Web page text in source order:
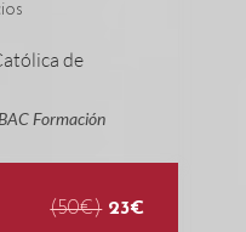
Formación
(50€) 23€